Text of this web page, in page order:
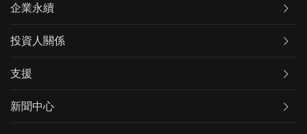
企業永續
投資人關係
支援
新聞中心